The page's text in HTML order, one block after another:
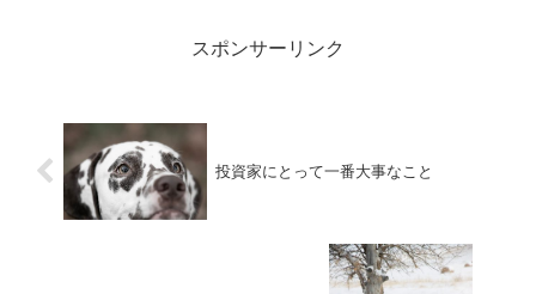
スポンサーリンク
投資家にとって一番大事なこと